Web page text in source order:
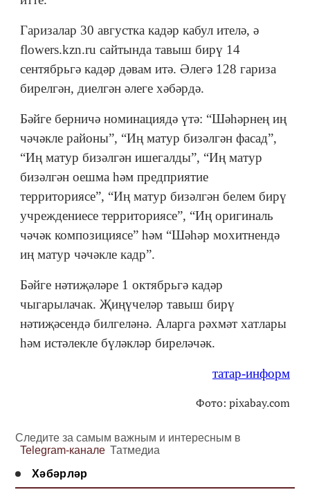
Гаризалар 30 августка кадәр кабул ителә, ә
flowers.kzn.ru сайтында тавыш бирү 14
сентябрьгә кадәр дәвам итә. Әлегә 128 гариза
бирелгән, диелгән әлеге хәбәрдә.
Бәйге берничә номинациядә үтә: “Шәһәрнең иң
чәчәкле районы”, “Иң матур бизәлгән фасад”,
“Иң матур бизәлгән ишегалды”, “Иң матур
бизәлгән оешма һәм предприятие
территориясе”, “Иң матур бизәлгән белем бирү
учреждениесе территориясе”, “Иң оригиналь
чәчәк композициясе” һәм “Шәһәр мохитнендә
иң матур чәчәкле кадр”.
Бәйге нәтиҗәләре 1 октябрьгә кадәр
чыгарылачак. Җиңүчеләр тавыш бирү
нәтиҗәсендә билгеләнә. Аларга рәхмәт хатлары
һәм истәлекле бүләкләр биреләчәк.
татар-информ
Фото: pixabay.com
Следите за самым важным и интересным в
Telegram-канале Татмедиа
Хәбәрләр